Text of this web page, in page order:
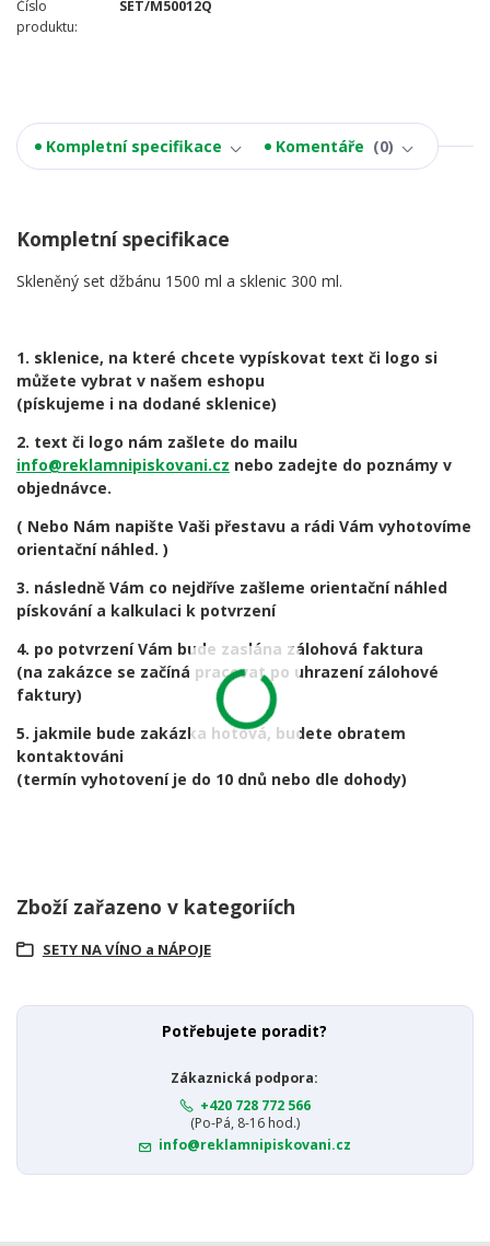
Číslo
produktu:
SET/M50012Q
Kompletní specifikace Komentáře 0
Kompletní specifikace
Skleněný set džbánu 1500 ml a sklenic 300 ml.
1. sklenice, na které chcete vypískovat text či logo si
můžete vybrat v našem eshopu
(pískujeme i na dodané sklenice)
2. text či logo nám zašlete do mailu
info@reklamnipiskovani.cz nebo zadejte do poznámy v
objednávce.
( Nebo Nám napište Vaši přestavu a rádi Vám vyhotovíme
orientační náhled. )
3. následně Vám co nejdříve zašleme orientační náhled
pískování a kalkulaci k potvrzení
4. po potvrzení Vám bude zaslána zálohová faktura
(na zakázce se začíná pracovat po uhrazení zálohové
faktury)
5. jakmile bude zakázka hotová, budete obratem
kontaktováni
(termín vyhotovení je do 10 dnů nebo dle dohody)
Zboží zařazeno v kategoriích
SETY NA VÍNO a NÁPOJE
Potřebujete poradit?
Zákaznická podpora:
+420 728 772 566
(Po-Pá, 8-16 hod.)
info@reklamnipiskovani.cz